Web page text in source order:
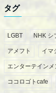
タグ
LGBT NHK シ
アメフト イマ
エンターテインメ
ココロゴトcafe